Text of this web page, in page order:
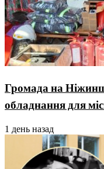
Громада на
обладнання для
1 день назад